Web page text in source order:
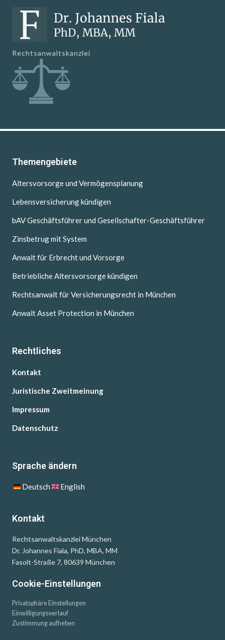
Rechtsanwaltskanzlei
Themengebiete
Altersvorsorge und Vermögensplanung
Lebensversicherung kündigen
bAV Geschäftsführer und Gesellschafter-Geschäftsführer
Zinsbetrug mit System
Anwalt für Erbrecht und Vorsorge
Betriebliche Altersvorsorge kündigen
Rechtsanwalt für Versicherungsrecht in München
Anwalt Asset Protection in München
Rechtliches
Kontakt
Juristische Zweitmeinung
Impressum
Datenschutz
Sprache ändern
Deutsch English
Kontakt
Rechtsanwaltskanzlei München
Dr. Johannes Fiala, PhD, MBA, MM
Fasolt-Straße 7, 80639 München
Cookie-Einstellungen
Privatsphäre Einstellungen
Einwilligungsverlauf
Zustimmung aufheben